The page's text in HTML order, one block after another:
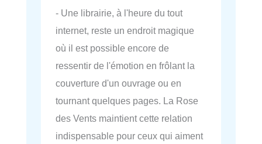
- Une librairie, à l'heure du tout
internet, reste un endroit magique
où il est possible encore de
ressentir de l'émotion en frôlant la
couverture d'un ouvrage ou en
tournant quelques pages. La Rose
des Vents maintient cette relation
indispensable pour ceux qui aiment